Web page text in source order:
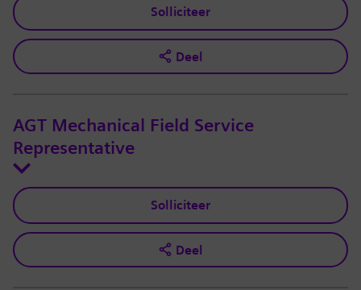
Solliciteer
Deel
AGT Mechanical Field Service
Representative
Solliciteer
Deel